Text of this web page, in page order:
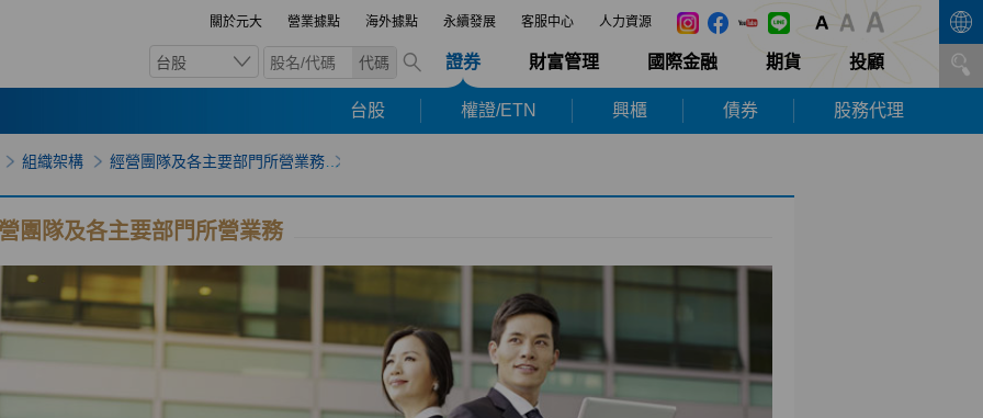
關於元大 營業據點 海外據點 永續發展 客服中心 人力資源
台股 代碼 證券 財富管理 國際金融 期貨 投顧
台股 權證/ETN 興櫃 債券 股務代理
組織架構 經營團隊及各主要部門所營業務
團隊及各主要部門所營業務